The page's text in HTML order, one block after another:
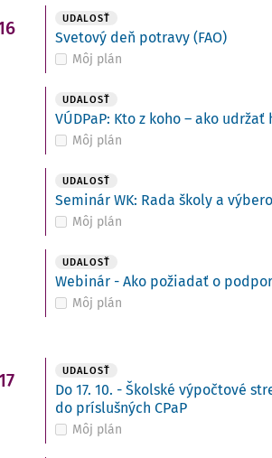
UDALOSŤ
Svetový deň potravy (FAO)
Môj plán
UDALOSŤ
VÚDPaP: Kto z koho – ako udržať
Môj plán
UDALOSŤ
Seminár WK: Rada školy a
Môj plán
UDALOSŤ
Webinár - Ako požiadať o
Môj plán
UDALOSŤ
Do 17. 10. - Školské výpočtové
do príslušných CPaP
Môj plán